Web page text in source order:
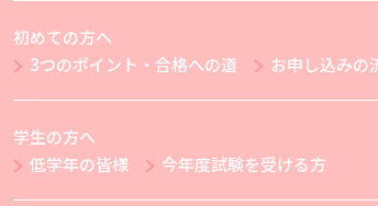
初めての方へ
3つのポイント・合格への道
お申し込みの
学生の方へ
低学年の皆様
今年度試験を受ける方